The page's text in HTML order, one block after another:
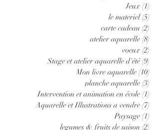
Jeux (1)
le materiel (5)
carte cadeau (2)
atelier aquarelle (8)
voeux (2)
Stage et atelier aquarelle d'été (9)
Mon livre aquarelle (10)
planche aquarelle (3)
Intervention et animation en école (1)
Aquarelle et Illustrations a vendre (7)
Paysage (1)
legumes & fruits de saison (2)